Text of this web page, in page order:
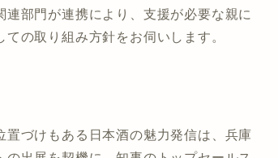
部門が連携により、支援が必要な親に
の取り組み方針をお伺いします。
づけもある日本酒の魅力発信は、兵庫